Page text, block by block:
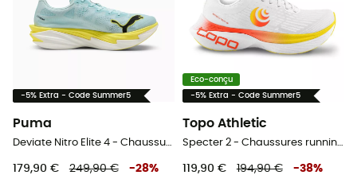
-5% Extra - Code Summer5
Puma
Deviate Nitro Elite 4 - Chaussures running homme
179,90 € 249,90 € -28%
Eco-conçu
-5% Extra - Code Summer5
Topo Athletic
Specter 2 - Chaussures running homme
119,90 € 194,90 € -38%